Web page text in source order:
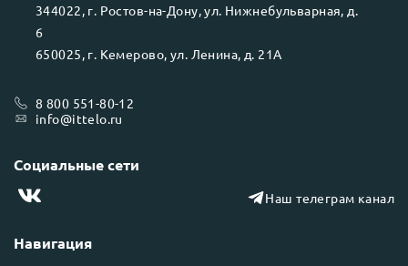
Навигация
344022, г. Ростов-на-Дону, ул. Нижнебульварная, д.
6
650025, г. Кемерово, ул. Ленина, д. 21А
8 800 551-80-12
info@ittelo.ru
Социальные сети
Наш телеграм канал